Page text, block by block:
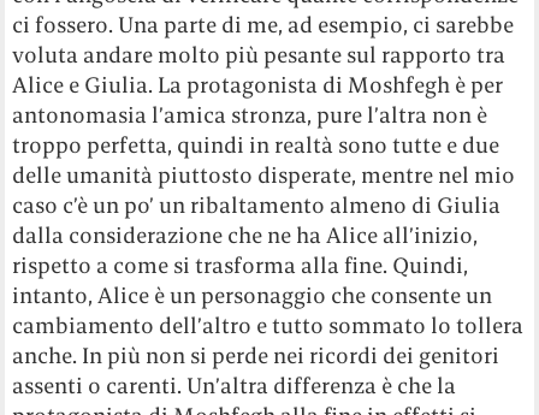
ci fossero. Una parte di me, ad esempio, ci sarebbe
voluta andare molto più pesante sul rapporto tra
Alice e Giulia. La protagonista di Moshfegh è per
antonomasia l’amica stronza, pure l’altra non è
troppo perfetta, quindi in realtà sono tutte e due
delle umanità piuttosto disperate, mentre nel mio
caso c’è un po’ un ribaltamento almeno di Giulia
dalla considerazione che ne ha Alice all’inizio,
rispetto a come si trasforma alla fine. Quindi,
intanto, Alice è un personaggio che consente un
cambiamento dell’altro e tutto sommato lo tollera
anche. In più non si perde nei ricordi dei genitori
assenti o carenti. Un’altra differenza è che la